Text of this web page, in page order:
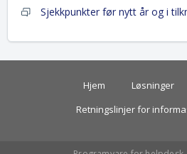
Sjekkpunkter før nytt år og i
Hjem Løsninger
Retningslinjer for